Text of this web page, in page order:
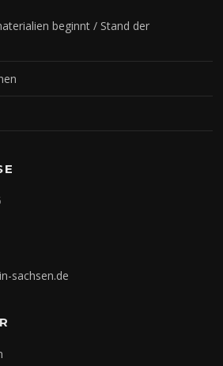
beginnt / Stand der
sachsen.de